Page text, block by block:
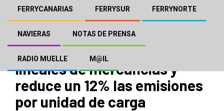
FERRYCANARIAS FERRYSUR FERRYNORTE
NAVIERAS NOTAS DE PRENSA
RADIO MUELLE M@IL
Baleària transporta más de
8,3 millones de metros
lineales de mercancías y
reduce un 12% las emisiones
por unidad de carga